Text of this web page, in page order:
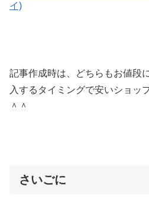
イ)
記事作成時は、どちらもお値段
入するタイミングで安いショッ
＾＾
さいごに